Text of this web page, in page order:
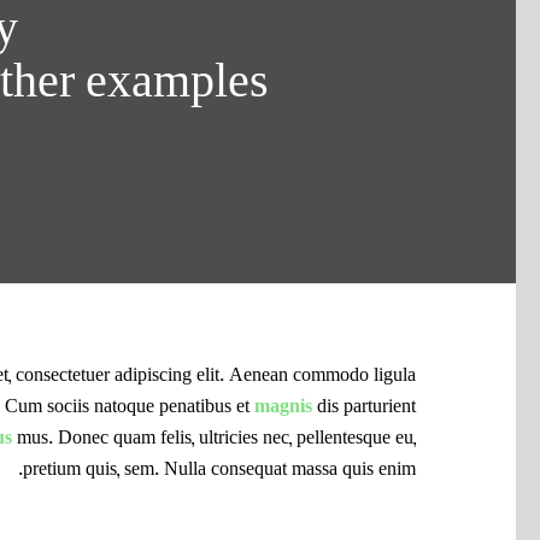
examples
consectetuer adipiscing elit. Aenean commodo ligula
Cum sociis natoque penatibus etmagnis dis parturient
mus. Donec quam felis, ultricies nec, pellentesque eu,
pretium quis, sem. Nulla consequat massa quis enim.